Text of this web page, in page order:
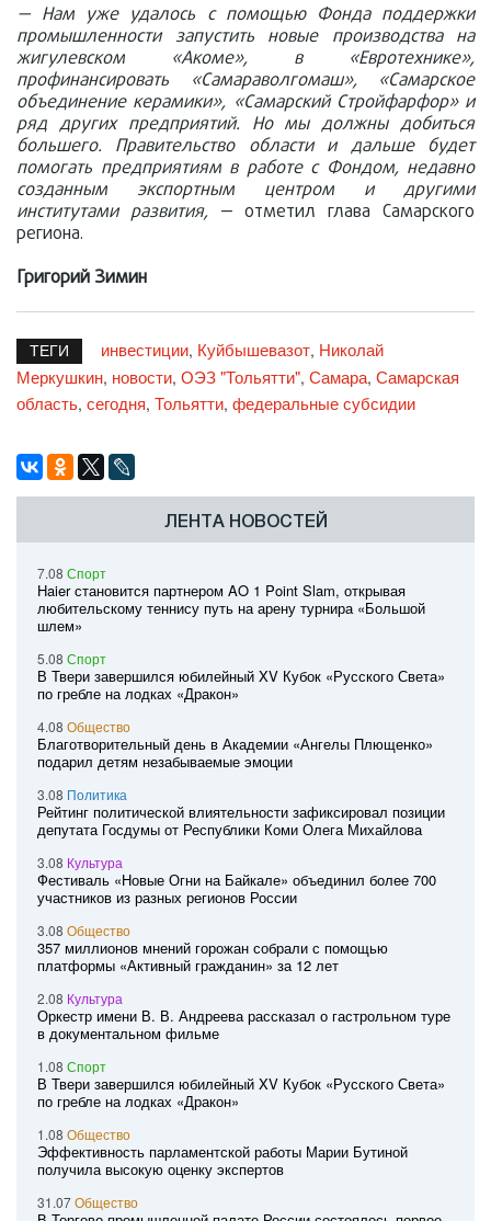
— Нам уже удалось с помощью Фонда поддержки
промышленности запустить новые производства на
жигулевском «Акоме», в «Евротехнике»,
профинансировать «Самараволгомаш», «Самарское
объединение керамики», «Самарский Стройфарфор» и
ряд других предприятий. Но мы должны добиться
большего. Правительство области и дальше будет
помогать предприятиям в работе с Фондом, недавно
созданным экспортным центром и другими
институтами развития,— отметил глава Самарского
региона.
Григорий Зимин
ТЕГИ инвестиции, Куйбышевазот, Николай
Меркушкин, новости, ОЭЗ "Тольятти", Самара, Самарская
область, сегодня, Тольятти, федеральные субсидии
ЛЕНТА НОВОСТЕЙ
7.08 Спорт
Haier становится партнером AO 1 Point Slam, открывая
любительскому теннису путь на арену турнира «Большой
шлем»
5.08 Спорт
В Твери завершился юбилейный XV Кубок «Русского Света»
по гребле на лодках «Дракон»
4.08 Общество
Благотворительный день в Академии «Ангелы Плющенко»
подарил детям незабываемые эмоции
3.08 Политика
Рейтинг политической влиятельности зафиксировал позиции
депутата Госдумы от Республики Коми Олега Михайлова
3.08 Культура
Фестиваль «Новые Огни на Байкале» объединил более 700
участников из разных регионов России
3.08 Общество
357 миллионов мнений горожан собрали с помощью
платформы «Активный гражданин» за 12 лет
2.08 Культура
Оркестр имени В. В. Андреева рассказал о гастрольном туре
в документальном фильме
1.08 Спорт
В Твери завершился юбилейный XV Кубок «Русского Света»
по гребле на лодках «Дракон»
1.08 Общество
Эффективность парламентской работы Марии Бутиной
получила высокую оценку экспертов
31.07Общество